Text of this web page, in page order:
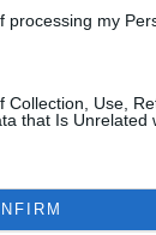
processing my
Collection, Use,
that Is Unrelated